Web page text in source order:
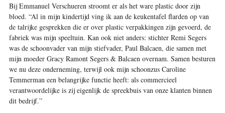
Bij Emmanuel Verschueren stroomt er als het ware plastic door zijn
bloed. “Al in mijn kindertijd ving ik aan de keukentafel flarden op van
de talrijke gesprekken die er over plastic verpakkingen zijn gevoerd, de
fabriek was mijn speeltuin. Kan ook niet anders: stichter Remi Segers
was de schoonvader van mijn stiefvader, Paul Balcaen, die samen met
mijn moeder Gracy Ramont Segers & Balcaen overnam. Samen besturen
we nu deze onderneming, terwijl ook mijn schoonzus Caroline
Temmerman een belangrijke functie heeft: als commercieel
verantwoordelijke is zij eigenlijk de spreekbuis van onze klanten binnen
dit bedrijf.”